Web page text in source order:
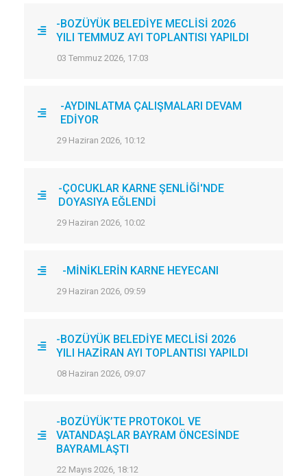
-BOZÜYÜK BELEDİYE MECLİSİ 2026
YILI TEMMUZ AYI TOPLANTISI YAPILDI
03 Temmuz 2026, 17:03
-AYDINLATMA ÇALIŞMALARI DEVAM
EDİYOR
29 Haziran 2026, 10:12
-ÇOCUKLAR KARNE ŞENLİĞİ'NDE
DOYASIYA EĞLENDİ
29 Haziran 2026, 10:02
-MİNİKLERİN KARNE HEYECANI
29 Haziran 2026, 09:59
-BOZÜYÜK BELEDİYE MECLİSİ 2026
YILI HAZİRAN AYI TOPLANTISI YAPILDI
08 Haziran 2026, 09:07
-BOZÜYÜK’TE PROTOKOL VE
VATANDAŞLAR BAYRAM ÖNCESİNDE
BAYRAMLAŞTI
22 Mayıs 2026, 18:12